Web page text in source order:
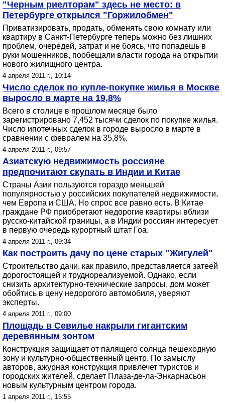
"Черным риелторам" здесь не место: в
Петербурге открылся "Горжилобмен"
Приватизировать, продать, обменять свою комнату или
квартиру в Санкт-Петербурге теперь можно без лишних
проблем, очередей, затрат и не боясь, что попадешь в
руки мошенников, пообещали власти города на открытии
нового жилищного центра.
4 апреля 2011 г., 10:14
Число сделок по купле-покупке жилья в Москве
выросло в марте на 19,8%
Всего в столице в прошлом месяце было
зарегистрировано 7,452 тысячи сделок по покупке жилья.
Число ипотечных сделок в городе выросло в марте в
сравнении с февралем на 35,8%.
4 апреля 2011 г., 09:57
Азиатскую недвижимость россияне
предпочитают скупать в Индии и Китае
Страны Азии пользуются гораздо меньшей
популярностью у российских покупателей недвижимости,
чем Европа и США. Но спрос все равно есть. В Китае
граждане РФ приобретают недорогие квартиры вблизи
русско-китайской границы, а в Индии россиян интересует
в первую очередь курортный штат Гоа.
4 апреля 2011 г., 09:34
Как построить дачу по цене старых "Жигулей"
Строительство дачи, как правило, представляется затеей
дорогостоящей и труднореализуемой. Однако, если
снизить архитектурно-технические запросы, дом может
обойтись в цену недорогого автомобиля, уверяют
эксперты.
4 апреля 2011 г., 09:00
Площадь в Севилье накрыли гигантским
деревянным зонтом
Конструкция защищает от палящего солнца пешеходную
зону и культурно-общественный центр. По замыслу
авторов, ажурная конструкция привлечет туристов и
городских жителей, сделает Плаза-де-ла-Энкарнасьон
новым культурным центром города.
1 апреля 2011 г., 15:55